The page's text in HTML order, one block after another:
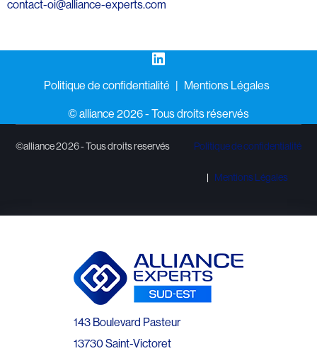
contact-oi@alliance-experts.com
LinkedIn
Politique de confidentialité
Mentions Légales
©️ alliance 2026 - Tous droits réservés
©alliance 2026 - Tous droits reservés Politique de confidentialité
Mentions Légales
143 Boulevard Pasteur
13730 Saint-Victoret